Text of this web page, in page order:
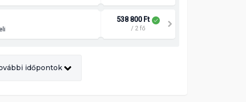
538 800 Ft
/ 2 fő
időpontok